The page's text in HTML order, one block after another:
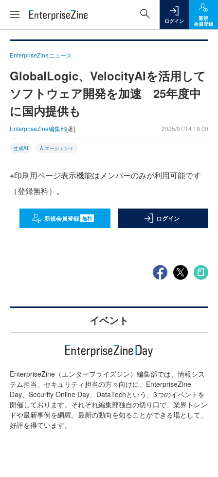
ログイン
新規
会員登録
EnterpriseZineニュース
GlobalLogic、VelocityAIを活用して
ソフトウェア開発を加速 25年度中
に国内提供も
EnterpriseZine編集部[著] 2025/07/14 19:00
生成AI AIエージェント
※印刷用ページ表示機能はメンバーのみが利用可能です
（登録無料）。
新規会員登録 無料 ログイン
イベント
EnterpriseZine（エンタープライズジン）編集部では、情報シス
テム担当、セキュリティ担当の方々向けに、EnterpriseZine
Day、Security Online Day、DataTechという、3つのイベントを
開催しております。それぞれ編集部独自の切り口で、業界トレン
ドや最新事例を網羅。最新の動向を知ることができる場として、
好評を得ています。